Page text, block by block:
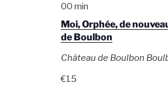
Moi, Orphée, de
de Boulbon
00 min
Château de Boulbon
€15